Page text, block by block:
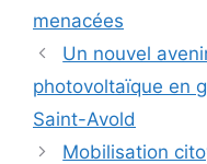
menacées
Un nouvel
photovoltaïque en
Saint-Avold
Mobilisation